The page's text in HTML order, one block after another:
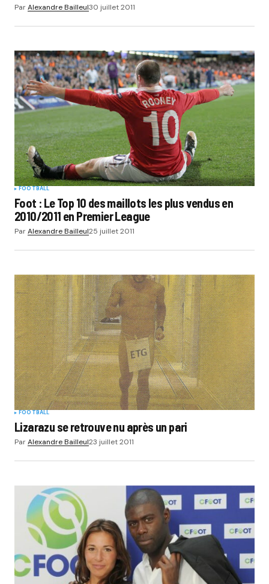
ParAlexandre Bailleul30 juillet 2011
FOOTBALL
Foot : Le Top 10 des maillots les plus vendus en
2010/2011 en Premier League
ParAlexandre Bailleul25 juillet 2011
FOOTBALL
Lizarazu se retrouve nu après un pari
ParAlexandre Bailleul23 juillet 2011